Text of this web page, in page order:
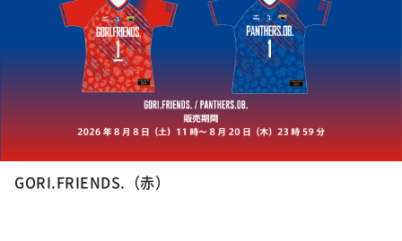
GORI.FRIENDS.（赤）